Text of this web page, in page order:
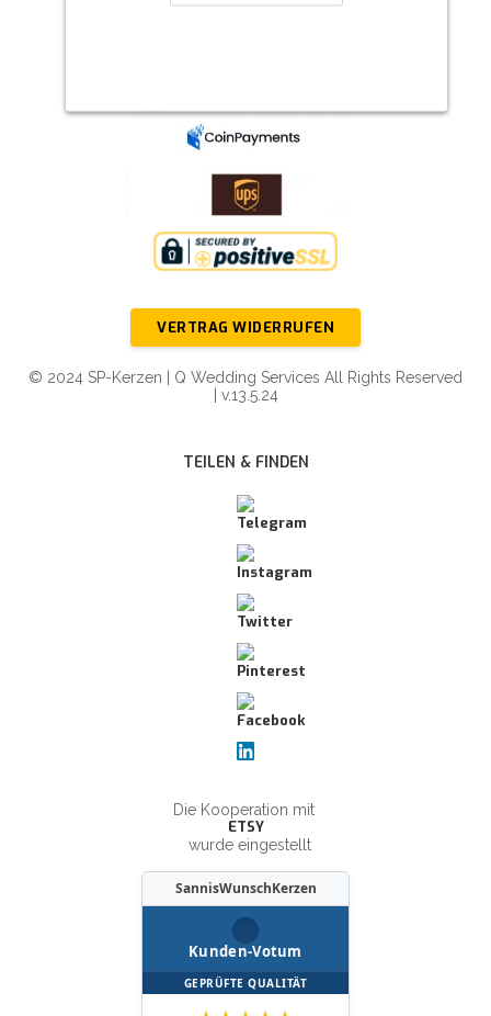
VERTRAG WIDERRUFEN
© 2024 SP-Kerzen | Q Wedding Services All Rights Reserved
| v.13.5.24
TEILEN & FINDEN
Die Kooperation mit
ETSY
wurde eingestellt
SannisWunschKerzen
Kunden-Votum
GEPRÜFTE QUALITÄT